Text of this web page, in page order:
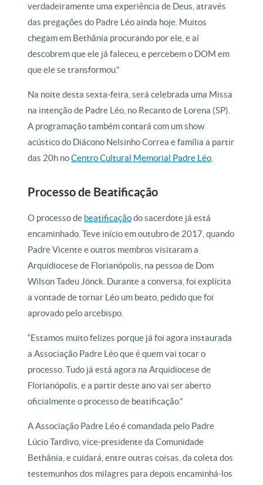
verdadeiramente uma experiência de Deus, através
das pregações do Padre Léo ainda hoje. Muitos
chegam em Bethânia procurando por ele, e aí
descobrem que ele já faleceu, e percebem o DOM em
que ele se transformou.”
Na noite desta sexta-feira, será celebrada uma Missa
na intenção de Padre Léo, no Recanto de Lorena (SP).
A programação também contará com um show
acústico do Diácono Nelsinho Correa e família a partir
das 20h noCentro Cultural Memorial Padre Léo
Processo de Beatificação
O processo de beatificaçãodo sacerdote já está
encaminhado. Teve início em outubro de 2017, quando
Padre Vicente e outros membros visitaram a
Arquidiocese de Florianópolis, na pessoa de Dom
Wilson Tadeu Jönck. Durante a conversa, foi explícita
a vontade de tornar Léo um beato, pedido que foi
aprovado pelo arcebispo.
“Estamos muito felizes porque já foi agora instaurada
a Associação Padre Léo que é quem vai tocar o
processo. Tudo já está agora na Arquidiocese de
Florianópolis, e a partir deste ano vai ser aberto
oficialmente o processo de beatificação.”
A Associação Padre Léo é comandada pelo Padre
Lúcio Tardivo, vice-presidente da Comunidade
Bethânia, e cuidará, entre outras coisas, da coleta dos
testemunhos dos milagres para depois encaminhá-los